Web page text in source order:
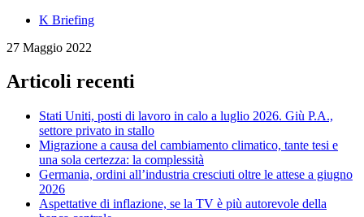
K Briefing
27 Maggio 2022
Articoli recenti
Stati Uniti, posti di lavoro in calo a luglio 2026. Giù P.A.,
settore privato in stallo
Migrazione a causa del cambiamento climatico, tante tesi e
una sola certezza: la complessità
Germania, ordini all’industria cresciuti oltre le attese a giugno
2026
Aspettative di inflazione, se la TV è più autorevole della